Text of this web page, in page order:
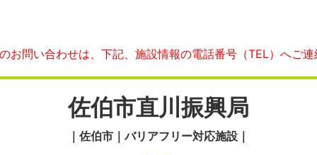
お問い合わせは、下記、施設情報の電話番号（TEL）へご連
佐伯市直川振興局
｜佐伯市｜バリアフリー対応施設｜